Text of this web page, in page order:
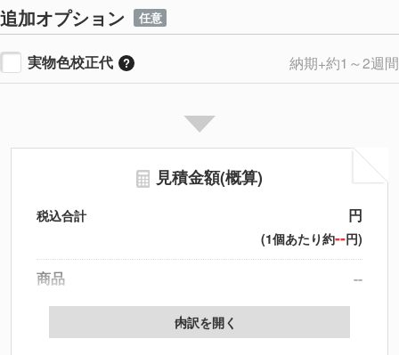
追加オプション 任意
実物色校正代 納期+約1～2週間
見積金額(概算)
税込合計 円
(1個あたり約--円)
商品
--
製版代
印刷代
内訳を開く